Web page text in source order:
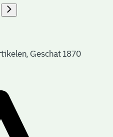
Geschat 1870